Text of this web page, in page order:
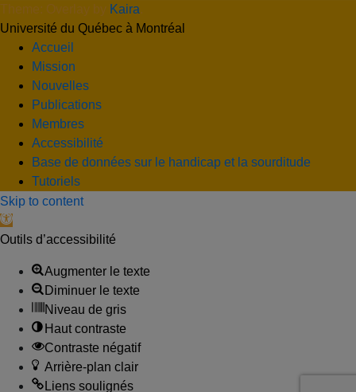
Kaira
Université du Québec à Montréal
Accueil
Mission
Nouvelles
Publications
Membres
Accessibilité
Base de données sur le handicap et la sourditude
Tutoriels
Skip to content
Open toolbar
Outils d’accessibilité
Augmenter le texte
Diminuer le texte
Niveau de gris
Haut contraste
Contraste négatif
Arrière-plan clair
Liens soulignés